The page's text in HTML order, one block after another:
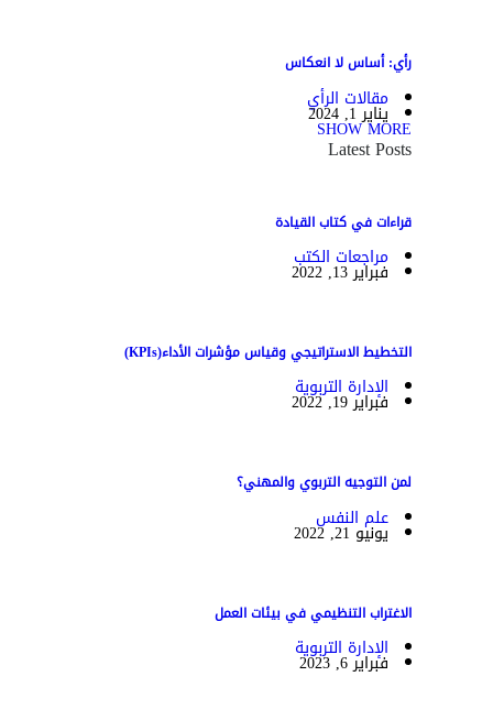
رأي: أساس لا انعكاس
مقالات الرأي
يناير 1, 2024
SHOW MORE
Latest Posts
قراءات في كتاب القيادة
مراجعات الكتب
فبراير 13, 2022
التخطيط الاستراتيجي وقياس مؤشرات الأداء(KPIs)
الإدارة التربوية
فبراير 19, 2022
لمن التوجيه التربوي والمهني؟
علم النفس
يونيو 21, 2022
الاغتراب التنظيمي في بيئات العمل
الإدارة التربوية
فبراير 6, 2023